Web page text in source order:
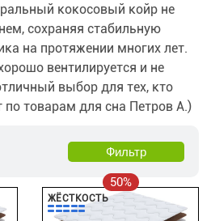
кокосовый койр не
сохраняя стабильную
на протяжении многих лет.
вентилируется и не
выбор для тех, кто
по товарам для сна Петров А.)
Фильтр
50%
ЖЁСТКОСТЬ